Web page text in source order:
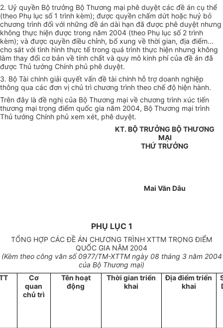
2. Uỷ quyền Bộ trưởng Bộ Thương mại phê duyệt các đề án cụ thể
(theo Phụ lục số 1 trình kèm); được quyền chấm dứt hoặc huỷ bỏ
chương trình đối với những đề án dài hạn đã được phê duyệt nhưng
không thực hiện được trong năm 2004 (theo Phụ lục số 2 trình
kèm); và được quyền điều chỉnh, bổ xung về thời gian, địa điểm...
cho sát với tình hình thực tế trong quá trình thực hiện nhưng không
làm thay đổi cơ bản về tính chất và quy mô kinh phí của đề án đã
được Thủ tướng Chính phủ phê duyệt.
3. Bộ Tài chính giải quyết vấn đề tài chính hỗ trợ doanh nghiệp
thông qua các đơn vị chủ trì chương trình theo chế độ hiện hành.
Trên đây là đề nghị của Bộ Thương mại về chương trình xúc tiến
thương mại trọng điểm quốc gia năm 2004, Bộ Thương mại trình
Thủ tướng Chính phủ xem xét, phê duyệt.
KT. BỘ TRƯỞNG BỘ THƯƠNG
MẠI
THỨ TRƯỞNG
Mai Văn Dâu
PHỤ LỤC 1
TỔNG HỢP CÁC ĐỀ ÁN CHƯƠNG TRÌNH XTTM TRỌNG ĐIỂM
QUỐC GIA NĂM 2004
(Kèm theo công văn số 0977/TM-XTTM ngày 08 tháng 3 năm 2004
của Bộ Thương mại)
Cơ
quan
chủ trì
Tên hoạt
động
Thời gian triển
khai
Địa điểm triển
khai